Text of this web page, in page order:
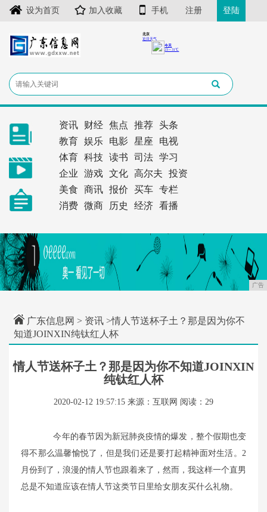
设为首页 加入收藏 手机 注册 登陆
资讯 财经 焦点 推荐
头条
教育
娱乐 电影 星座
电视
体育
科技 读书 司法
学习
企业
游戏 文化 高尔夫
投资
美食
商讯 报价 买车
专栏
消费
微商 历史 经济 看播
广告
广东信息网 > 资讯 >情人节送杯子土？那是因为你不
知道JOINXIN纯钛红人杯
情人节送杯子土？那是因为你不知道JOINXIN
纯钛红人杯
2020-02-12 19:57:15 来源：互联网 阅读：29
今年的春节因为新冠肺炎疫情的爆发，整个假期也变
得不那么温馨愉悦了，但是我们还是要打起精神面对生活。 2
月份到了， 浪漫的情人节也跟着来了，然而，我这样一个直男
总是不知道应该在情人节这类节日里给女朋友买什么礼物。